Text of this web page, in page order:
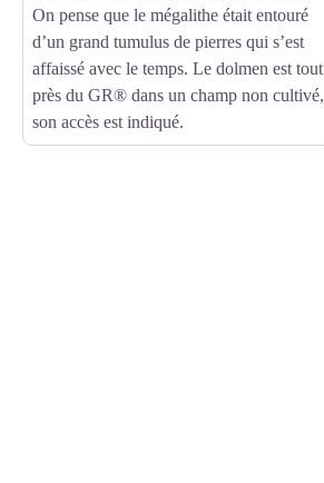
On pense que le mégalithe était entouré
d’un grand tumulus de pierres qui s’est
affaissé avec le temps. Le dolmen est tout
près du GR® dans un champ non cultivé,
son accès est indiqué.